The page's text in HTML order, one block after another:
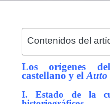
Contenidos del
Los orígenes
castellano y elAuto
I. Estado de la